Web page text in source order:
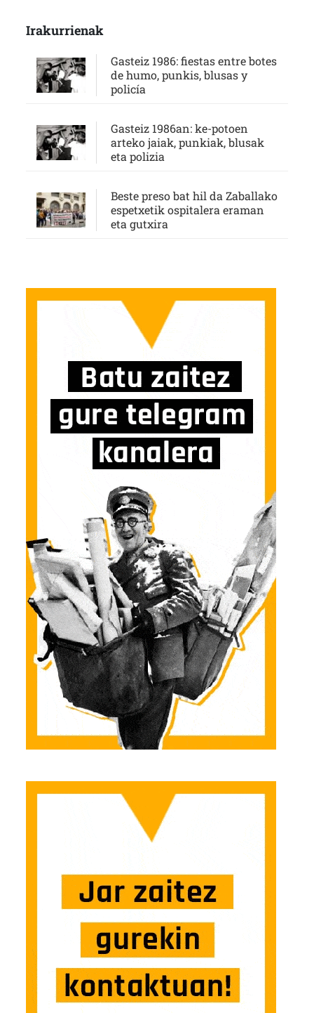
Irakurrienak
Gasteiz 1986: fiestas entre botes
de humo, punkis, blusas y
policía
Gasteiz 1986an: ke-potoen
arteko jaiak, punkiak, blusak
eta polizia
Beste preso bat hil da Zaballako
espetxetik ospitalera eraman
eta gutxira